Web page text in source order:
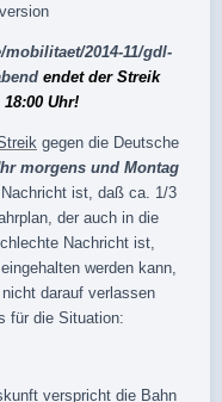
2014-11/gdl-
endet der Streik
Uhr!
gegen die Deutsche
morgens und Montag
Nachricht ist, daß ca. 1/3
der auch in die
Nachricht ist,
werden kann,
darauf verlassen
für die Situation:
verspricht die Bahn